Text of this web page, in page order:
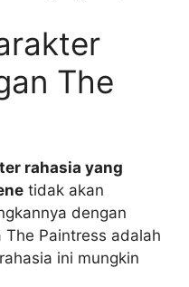
The
rahasia yang
tidak akan
dengan
Paintress adalah
ini mungkin